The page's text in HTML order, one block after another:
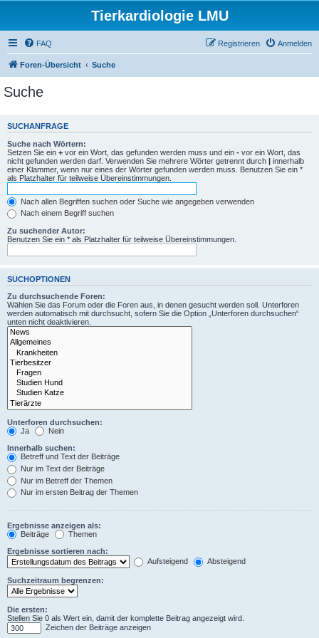
Tierkardiologie LMU
FAQ Anmelden
Registrieren
Foren-Übersicht Suche
Suche
SUCHANFRAGE
Suche nach Wörtern:
Setzen Sie ein + vor ein Wort, das gefunden werden muss und ein - vor ein Wort, das
nicht gefunden werden darf. Verwenden Sie mehrere Wörter getrennt durch | innerhalb
einer Klammer, wenn nur eines der Wörter gefunden werden muss. Benutzen Sie ein *
als Platzhalter für teilweise Übereinstimmungen.
Nach allen Begriffen suchen oder Suche wie angegeben verwenden
Nach einem Begriff suchen
Zu suchender Autor:
Benutzen Sie ein * als Platzhalter für teilweise Übereinstimmungen.
SUCHOPTIONEN
Zu durchsuchende Foren:
Wählen Sie das Forum oder die Foren aus, in denen gesucht werden soll. Unterforen
werden automatisch mit durchsucht, sofern Sie die Option „Unterforen durchsuchen“
unten nicht deaktivieren.
Unterforen durchsuchen:
Ja
Nein
Innerhalb suchen:
Betreff und Text der Beiträge
Nur im Text der Beiträge
Nur im Betreff der Themen
Nur im ersten Beitrag der Themen
Ergebnisse anzeigen als:
Beiträge
Themen
Ergebnisse sortieren nach:
Aufsteigend
Absteigend
Suchzeitraum begrenzen:
Die ersten:
Stellen Sie 0 als Wert ein, damit der komplette Beitrag angezeigt wird.
Zeichen der Beiträge anzeigen